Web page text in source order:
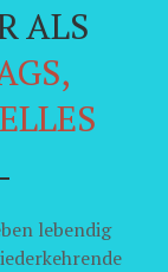
ALS
lebendig